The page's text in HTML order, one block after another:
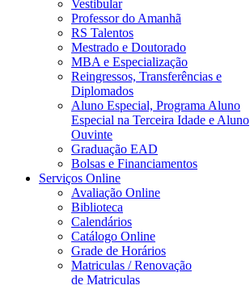
Vestibular
Professor do Amanhã
RS Talentos
Mestrado e Doutorado
MBA e Especialização
Reingressos, Transferências e
Diplomados
Aluno Especial, Programa Aluno
Especial na Terceira Idade e Aluno
Ouvinte
Graduação EAD
Bolsas e Financiamentos
Serviços Online
Avaliação Online
Biblioteca
Calendários
Catálogo Online
Grade de Horários
Matriculas / Renovação
de Matriculas